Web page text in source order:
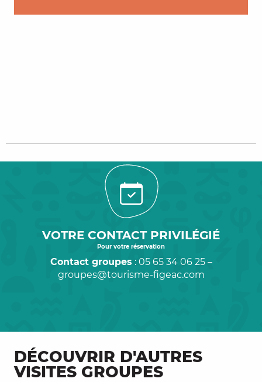
VOTRE CONTACT PRIVILÉGIÉ
Pour votre réservation
Contact groupes : 05 65 34 06 25 –
groupes@tourisme-figeac.com
DÉCOUVRIR D'AUTRES
VISITES GROUPES